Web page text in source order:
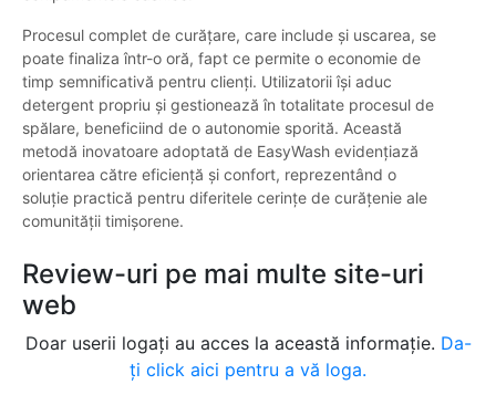
Procesul complet de curățare, care include și uscarea, se
poate finaliza într-o oră, fapt ce permite o economie de
timp semnificativă pentru clienți. Utilizatorii își aduc
detergent propriu și gestionează în totalitate procesul de
spălare, beneficiind de o autonomie sporită. Această
metodă inovatoare adoptată de EasyWash evidențiază
orientarea către eficiență și confort, reprezentând o
soluție practică pentru diferitele cerințe de curățenie ale
comunității timișorene.
Review-uri pe mai multe site-uri
web
Doar userii logați au acces la această informație. Da-
ți click aici pentru a vă loga.